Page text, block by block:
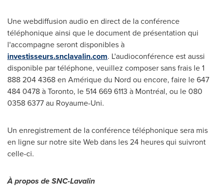
Une webdiffusion audio en direct de la conférence
téléphonique ainsi que le document de présentation qui
l'accompagne seront disponibles à
investisseurs.snclavalin.com. L'audioconférence est aussi
disponible par téléphone, veuillez composer sans frais le 1
888 204 4368 en Amérique du Nord ou encore, faire le 647
484 0478 àToronto, le 514 669 6113 à Montréal, ou le 080
0358 6377 au Royaume-Uni.
Un enregistrement de la conférence téléphonique sera mis
en ligne sur notre site Web dans les 24 heures qui suivront
celle-ci.
À propos de SNC-Lavalin